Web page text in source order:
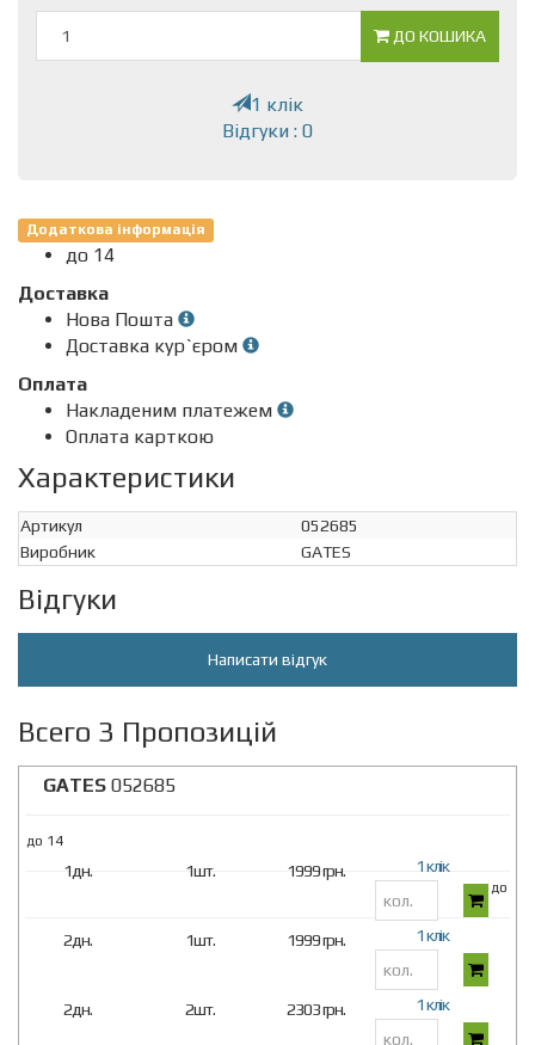
ДО КОШИКА
1 клік
Відгуки : 0
Додаткова інформація
до 14
Доставка
Нова Пошта
Доставка кур`єром
Оплата
Накладеним платежем
Оплата карткою
Характеристики
Артикул
052685
Виробник
GATES
Відгуки
Написати відгук
Всего 3 Пропозицій
GATES 052685
до 14
1дн. 1шт. 1999 грн. 1 клік
до 14
2дн. 1шт. 1999 грн. 1 клік
2дн. 2шт. 2303 грн. 1 клік